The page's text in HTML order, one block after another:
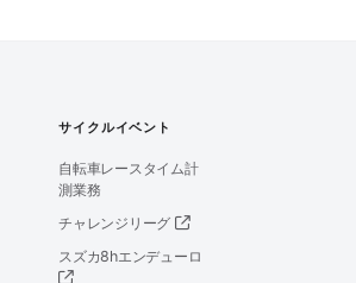
サイクルイベント
自転車レースタイム計
測業務
チャレンジリーグ
スズカ8hエンデューロ